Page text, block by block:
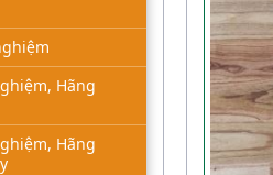
Hãng
Hãng